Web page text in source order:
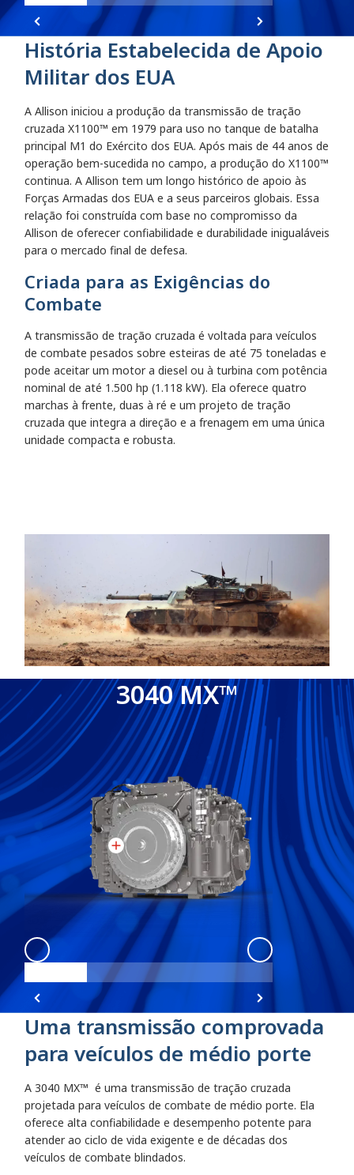
História Estabelecida de Apoio
Militar dos EUA
A Allison iniciou a produção da transmissão de tração
cruzada X1100™ em 1979 para uso no tanque de batalha
principal M1 do Exército dos EUA. Após mais de 44 anos de
operação bem-sucedida no campo, a produção do X1100™
continua. A Allison tem um longo histórico de apoio às
Forças Armadas dos EUA e a seus parceiros globais. Essa
relação foi construída com base no compromisso da
Allison de oferecer confiabilidade e durabilidade inigualáveis
para o mercado final de defesa.
Criada para as Exigências do
Combate
A transmissão de tração cruzada é voltada para veículos
de combate pesados sobre esteiras de até 75 toneladas e
pode aceitar um motor a diesel ou à turbina com potência
nominal de até 1.500 hp (1.118 kW). Ela oferece quatro
marchas à frente, duas à ré e um projeto de tração
cruzada que integra a direção e a frenagem em uma única
unidade compacta e robusta.
3040 MX™
3040 MX 3040 MX : 3040
Uma transmissão comprovada
para veículos de médio porte
A 3040 MX™ é uma transmissão de tração cruzada
projetada para veículos de combate de médio porte. Ela
oferece alta confiabilidade e desempenho potente para
atender ao ciclo de vida exigente e de décadas dos
veículos de combate blindados.